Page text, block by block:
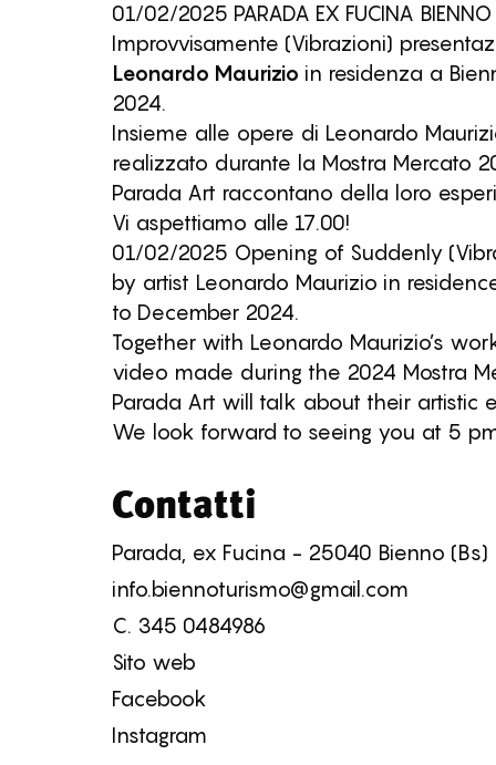
01/02/2025 PARADA EX FUCINA
Improvvisamente (Vibrazioni)
Leonardo Maurizio in residenza a
2024.
Insieme alle opere di Leonardo
realizzato durante la Mostra Mercato
Parada Art raccontano della loro
Vi aspettiamo alle 17.00!
01/02/2025 Opening of Suddenly
by artist Leonardo Maurizio in
to December 2024.
Together with Leonardo Maurizio’s
video made during the 2024 Mostra
Parada Art will talk about their artistic
We look forward to seeing you at 5
Contatti
Parada, ex Fucina - 25040 Bienno (Bs)
info.biennoturismo@gmail.com
C. 345 0484986
Sito web
Facebook
Instagram